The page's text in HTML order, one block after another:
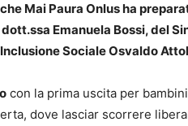
Mai Paura Onlus ha
Emanuela Bossi, del
Sociale Osvaldo
con la prima uscita per
dove lasciar scorrere